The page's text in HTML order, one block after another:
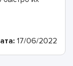
17/06/2022